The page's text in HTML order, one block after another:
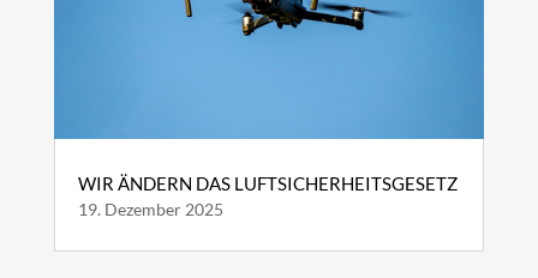
WIR ÄNDERN DAS LUFTSICHERHEITSGESETZ
19. Dezember 2025